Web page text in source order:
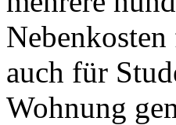
auch für
Wohnung